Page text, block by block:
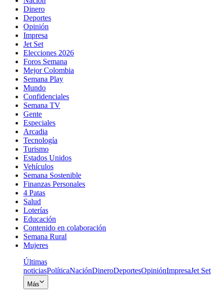
Dinero
Deportes
Opinión
Impresa
Jet Set
Elecciones 2026
Foros Semana
Mejor Colombia
Semana Play
Mundo
Confidenciales
Semana TV
Gente
Especiales
Arcadia
Tecnología
Turismo
Estados Unidos
Vehículos
Semana Sostenible
Finanzas Personales
4 Patas
Salud
Loterías
Educación
Contenido en colaboración
Semana Rural
Mujeres
Últimas
noticiasPolíticaNaciónDineroDeportesOpiniónImpresaJet Set
Más